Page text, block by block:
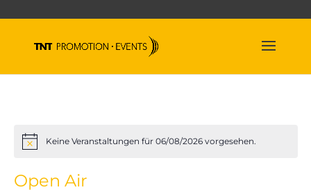
HinweisKeine Veranstaltungen für 06/08/2026 vorgesehen.
Open Air